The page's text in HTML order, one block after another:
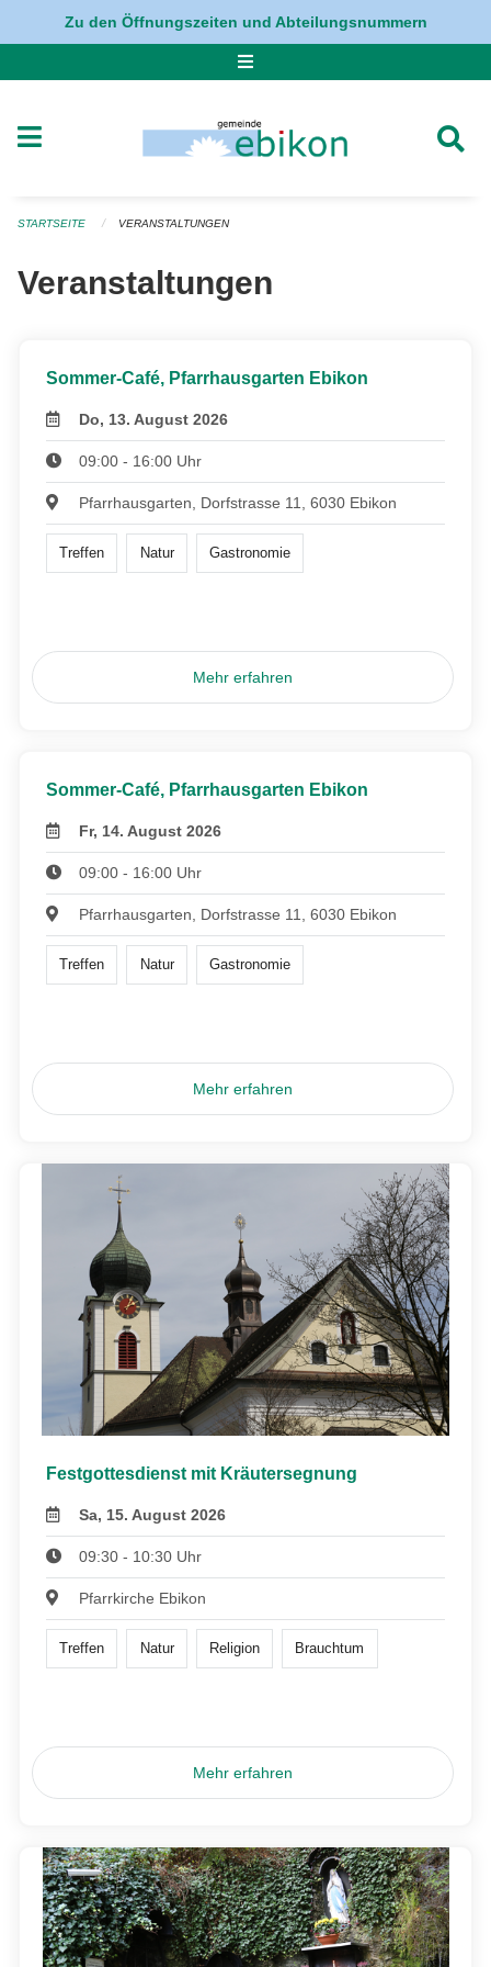
Navigation überspringen
Zu den Öffnungszeiten und Abteilungsnummern
STARTSEITE VERANSTALTUNGEN
Veranstaltungen
Sommer-Café, Pfarrhausgarten Ebikon
Do, 13. August 2026
09:00 - 16:00 Uhr
Pfarrhausgarten, Dorfstrasse 11, 6030 Ebikon
Treffen Natur Gastronomie
Mehr erfahren
Sommer-Café, Pfarrhausgarten Ebikon
Fr, 14. August 2026
09:00 - 16:00 Uhr
Pfarrhausgarten, Dorfstrasse 11, 6030 Ebikon
Treffen Natur Gastronomie
Mehr erfahren
Festgottesdienst mit Kräutersegnung
Sa, 15. August 2026
09:30 - 10:30 Uhr
Pfarrkirche Ebikon
Treffen Natur Religion Brauchtum
Mehr erfahren